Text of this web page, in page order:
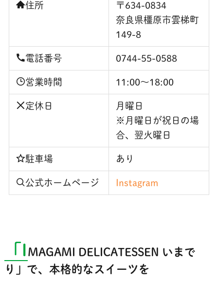
住所
〒634-0834
奈良県橿原市雲梯町
149-8
電話番号 0744-55-0588
営業時間 11:00～18:00
定休日
月曜日
※月曜日が祝日の場
合、翌火曜日
駐車場 あり
公式ホームページ Instagram
MAGAMI DELICATESSEN いまで
り」で、本格的なスイーツを